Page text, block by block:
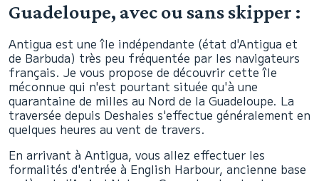
Guadeloupe, avec ou sans skipper :
Antigua est une île indépendante (état d'Antigua et
de Barbuda) très peu fréquentée par les navigateurs
français. Je vous propose de découvrir cette île
méconnue qui n'est pourtant située qu'à une
quarantaine de milles au Nord de la Guadeloupe. La
traversée depuis Deshaies s'effectue généralement en
quelques heures au vent de travers.
En arrivant à Antigua, vous allez effectuer les
formalités d'entrée à English Harbour, ancienne base